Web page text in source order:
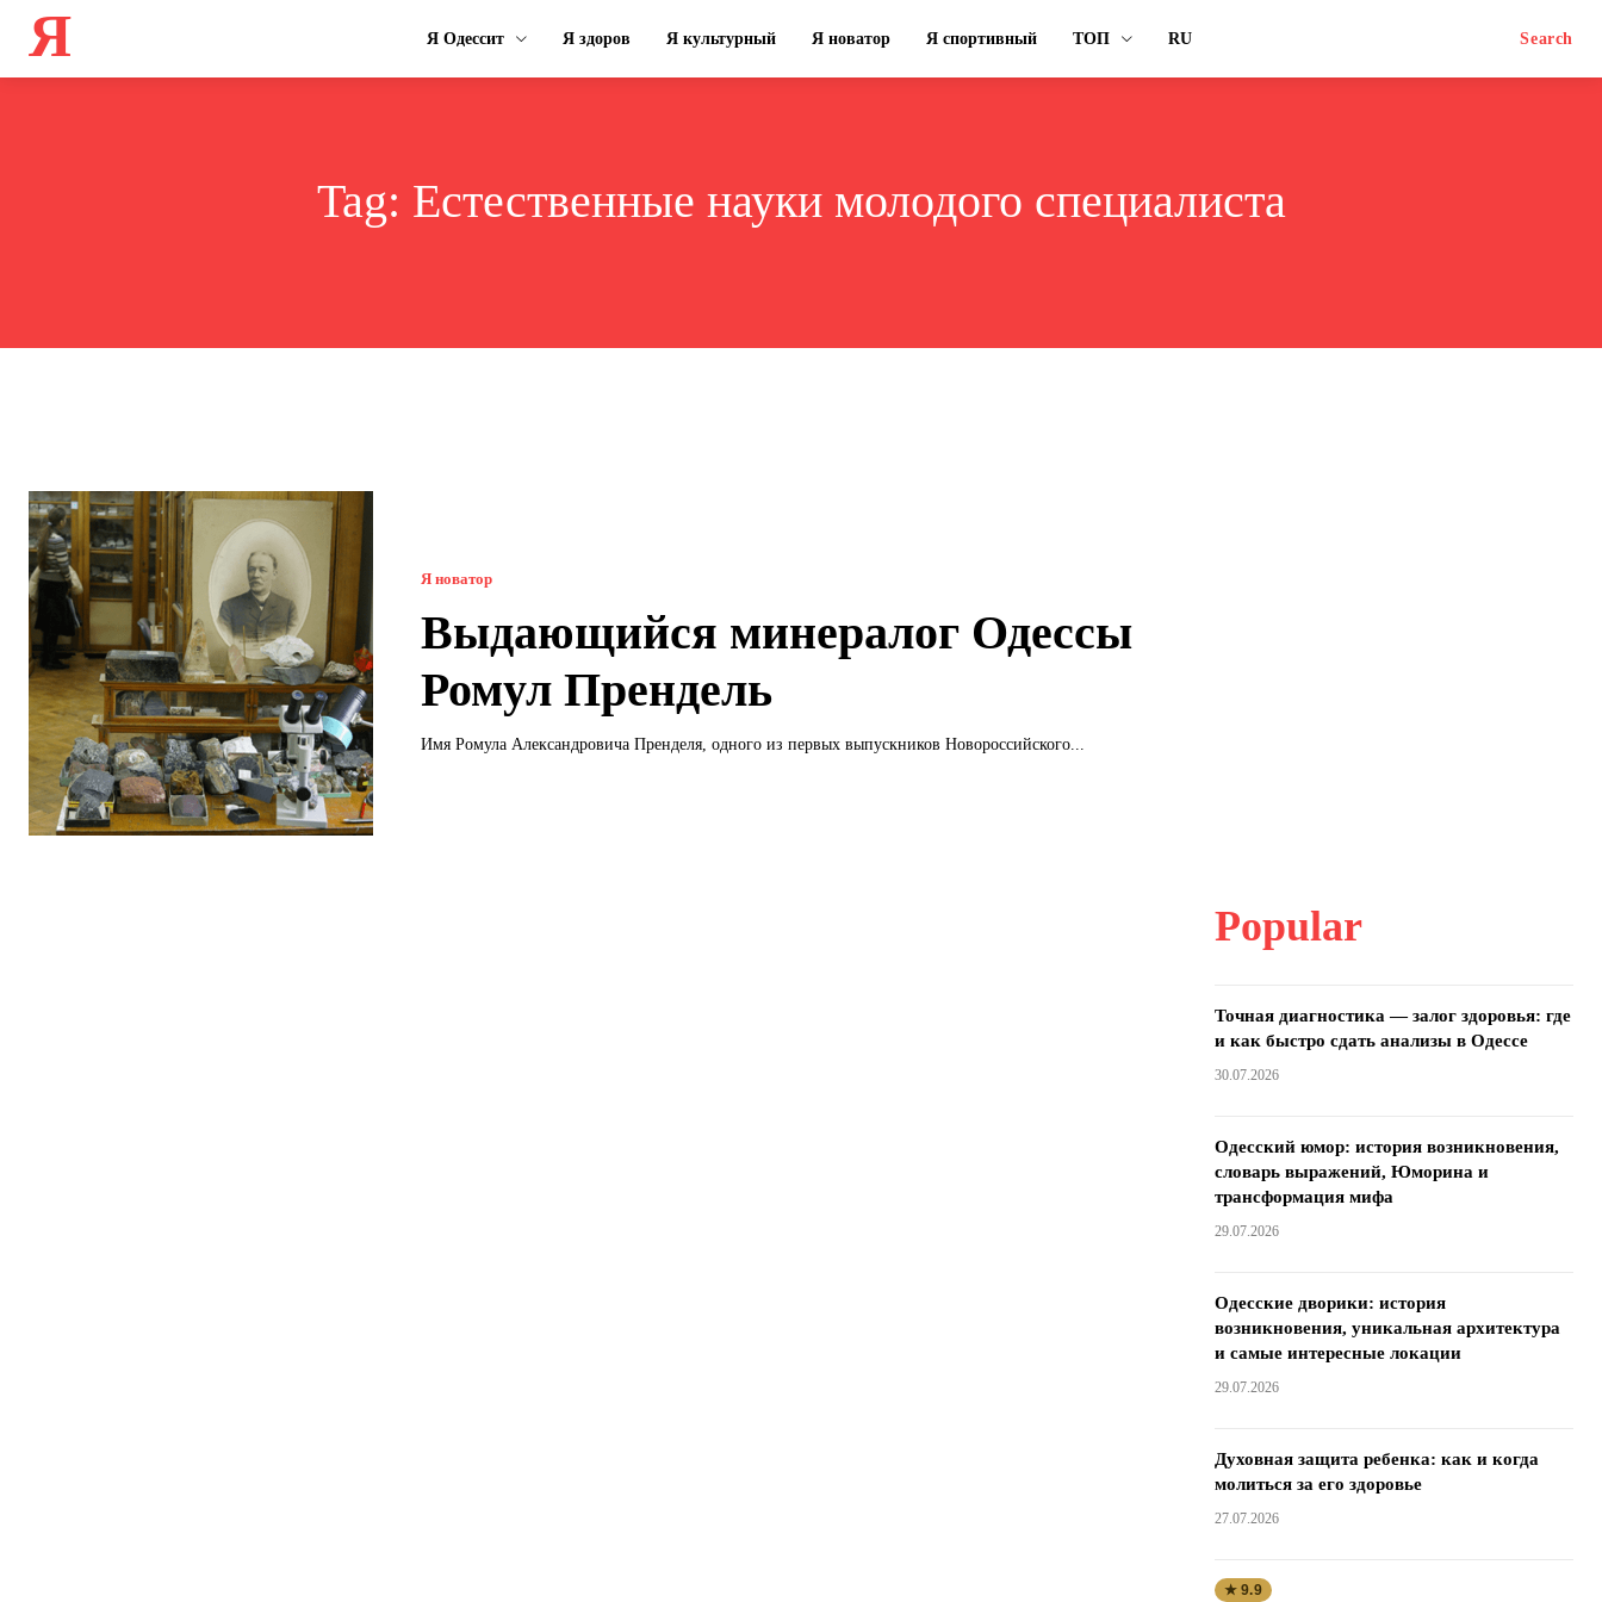
Я Я Одессит Я здоров Я культурный Я новатор Я спортивный ТОП RU Search
Tag: Естественные науки молодого специалиста
Я новатор
Выдающийся минералог Одессы
Ромул Прендель
Имя Ромула Александровича Пренделя, одного из первых выпускников Новороссийского...
Popular
Точная диагностика — залог здоровья: где
и как быстро сдать анализы в Одессе
30.07.2026
Одесский юмор: история возникновения,
словарь выражений, Юморина и
трансформация мифа
29.07.2026
Одесские дворики: история
возникновения, уникальная архитектура
и самые интересные локации
29.07.2026
Духовная защита ребенка: как и когда
молиться за его здоровье
27.07.2026
★ 9.9